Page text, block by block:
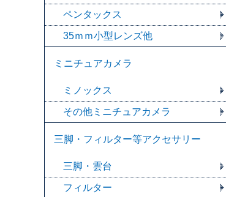
ペンタックス
35ｍｍ小型レンズ他
ミニチュアカメラ
ミノックス
その他ミニチュアカメラ
三脚・フィルター等アクセサリー
三脚・雲台
フィルター